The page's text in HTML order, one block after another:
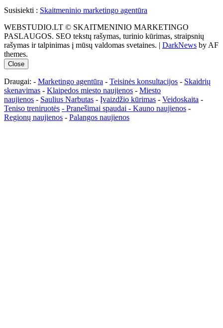
Susisiekti : Skaitmeninio marketingo agentūra
WEBSTUDIO.LT © SKAITMENINIO MARKETINGO
PASLAUGOS. SEO tekstų rašymas, turinio kūrimas, straipsnių
rašymas ir talpinimas į mūsų valdomas svetaines. | DarkNews by AF
themes.
Close
Draugai: - Marketingo agentūra - Teisinės konsultacijos - Skaidrių
skenavimas - Klaipedos miesto naujienos - Miesto
naujienos - Saulius Narbutas - Įvaizdžio kūrimas - Veidoskaita -
Teniso treniruotės - Pranešimai spaudai - Kauno naujienos -
Regionų naujienos - Palangos naujienos